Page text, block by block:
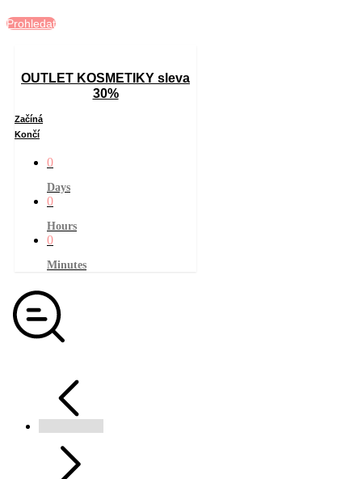
Prohledat
OUTLET KOSMETIKY sleva
30%
Začíná
Končí
0
Days
0
Hours
0
Minutes